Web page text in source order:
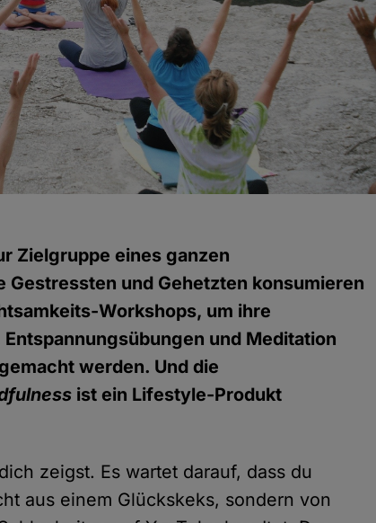
Zielgruppe eines ganzen
und Gehetzten konsumieren
Workshops, um ihre
und Meditation
werden. Und die
ist ein Lifestyle-Produkt
zeigst. Es wartet darauf, dass du
aus einem Glückskeks, sondern von